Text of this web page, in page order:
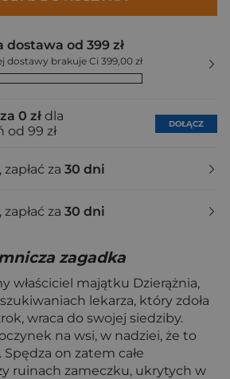
dostawa od 399 zł
dostawy brakuje Ci 399,00 zł
0 zł dla
od 99 zł
DOŁĄCZ
za 30 dni
za 30 dni
zagadka
właściciel majątku Dzierążnia,
lekarza, który zdoła
wraca do swojej siedziby.
na wsi, w nadziei, że to
on zatem całe
ruinach zameczku, ukrytych w